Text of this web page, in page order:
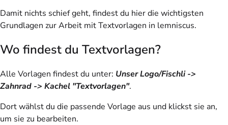
Damit nichts schief geht, findest du hier die wichtigsten
Grundlagen zur Arbeit mit Textvorlagen in lemniscus.
Wo findest du Textvorlagen?
Alle Vorlagen findest du unter: Unser Logo/Fischli ->
Zahnrad -> Kachel "Textvorlagen".
Dort wählst du die passende Vorlage aus und klickst sie an,
um sie zu bearbeiten.